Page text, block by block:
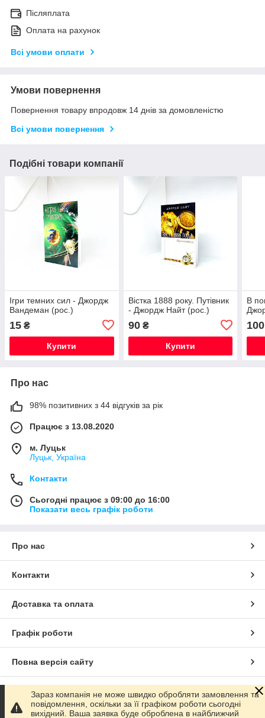
Післяплата
Оплата на рахунок
Всі умови оплати
Умови повернення
Повернення товару впродовж 14 днів за домовленістю
Всі умови повернення
Подібні товари компанії
Ігри темних сил - Джордж
Вандеман (рос.)
15 ₴
Купити
Вістка 1888 року. Путівник
- Джордж Найт (рос.)
90₴
Купити
В
100
Про нас
98% позитивних з 44 відгуків за рік
Працює з 13.08.2020
м. Луцьк
Луцьк, Україна
Контакти
Сьогодні працює з 09:00 до 16:00
Показати весь графік роботи
Про нас
Контакти
Доставка та оплата
Графік роботи
Повна версія сайту
Сайт створено на маркетплейсі Prom.ua
Зараз компанія не може швидко обробляти замовлення та
повідомлення, оскільки за її графіком роботи сьогодні
вихідний. Ваша заявка буде оброблена в найближчий